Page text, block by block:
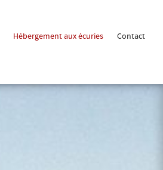
Hébergement aux écuries Contact